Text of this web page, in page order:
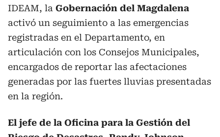
IDEAM, la Gobernación del Magdalena
activó un seguimiento a las emergencias
registradas en el Departamento, en
articulación con los Consejos Municipales,
encargados de reportar las afectaciones
generadas por las fuertes lluvias presentadas
en la región.
El jefe de la Oficina para la Gestión del